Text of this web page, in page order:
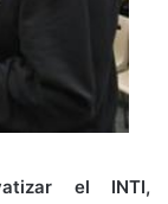
el INTI,